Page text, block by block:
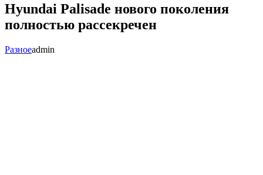
Hyundai Palisade нового поколения
полностью рассекречен
Разноеadmin